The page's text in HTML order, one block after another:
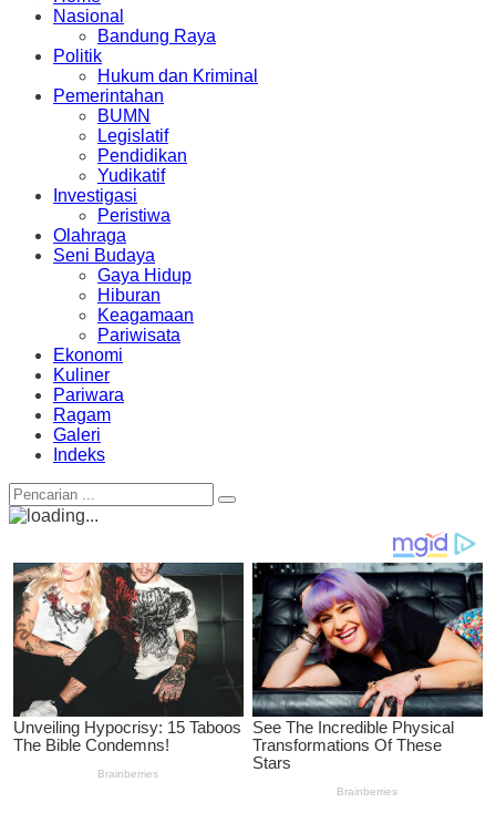
Nasional
Bandung Raya
Politik
Hukum dan Kriminal
Pemerintahan
BUMN
Legislatif
Pendidikan
Yudikatif
Investigasi
Peristiwa
Olahraga
Seni Budaya
Gaya Hidup
Hiburan
Keagamaan
Pariwisata
Ekonomi
Kuliner
Pariwara
Ragam
Galeri
Indeks